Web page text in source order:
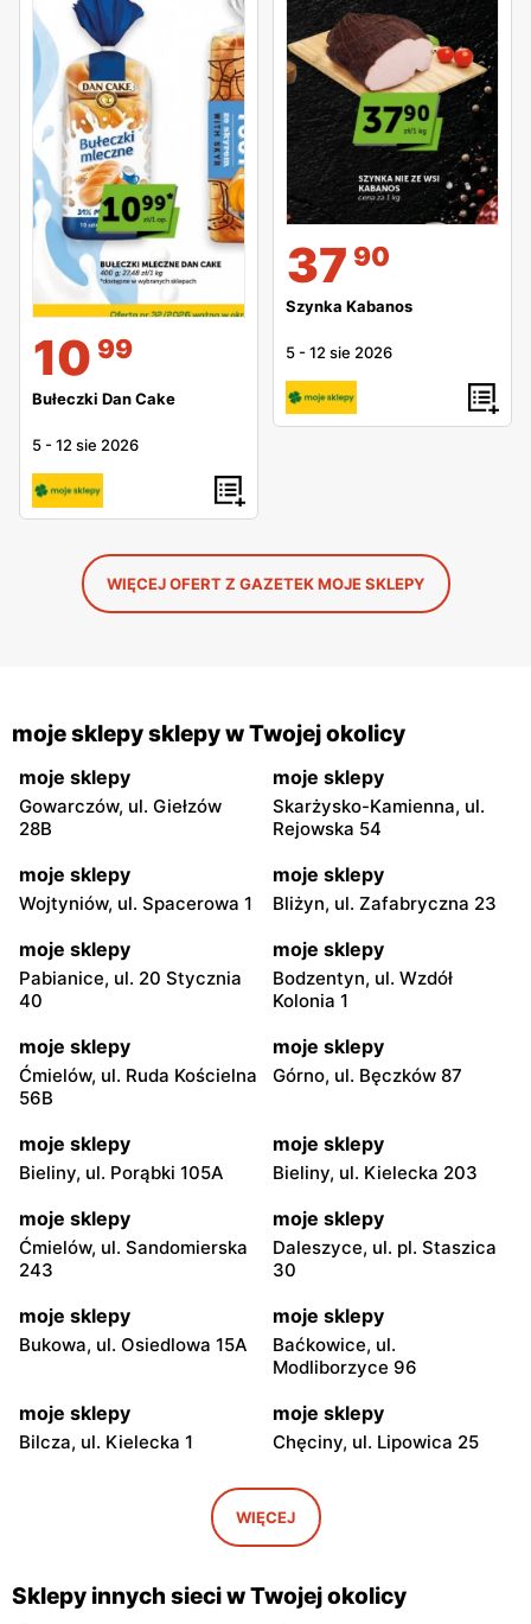
10 99
Bułeczki Dan Cake
5 -12 sie 2026
37 90
Szynka Kabanos
5 -12 sie 2026
WIĘCEJ OFERT Z GAZETEK MOJE SKLEPY
moje sklepy sklepy w Twojej okolicy
moje sklepy
Gowarczów, ul. Giełzów
28B
moje sklepy
Skarżysko-Kamienna, ul.
Rejowska 54
moje sklepy
Wojtyniów, ul. Spacerowa 1
moje sklepy
Bliżyn, ul. Zafabryczna 23
moje sklepy
Pabianice, ul. 20 Stycznia
40
moje sklepy
Bodzentyn, ul. Wzdół
Kolonia 1
moje sklepy
Ćmielów, ul. Ruda Kościelna
56B
moje sklepy
Górno, ul. Bęczków 87
moje sklepy
Bieliny, ul. Porąbki 105A
moje sklepy
Bieliny, ul. Kielecka 203
moje sklepy
Ćmielów, ul. Sandomierska
243
moje sklepy
Daleszyce, ul. pl. Staszica
30
moje sklepy
Bukowa, ul. Osiedlowa 15A
moje sklepy
Baćkowice, ul.
Modliborzyce 96
moje sklepy
Bilcza, ul. Kielecka 1
moje sklepy
Chęciny, ul. Lipowica 25
Iwaniska, ul. Ujazdowska 5
moje sklepy
Bogoria, ul. Rynek 30
Gorzyce, ul. Szkolna 44 Grębów, ul. Wydrza 180
WIĘCEJ
Sklepy innych sieci w Twojej okolicy